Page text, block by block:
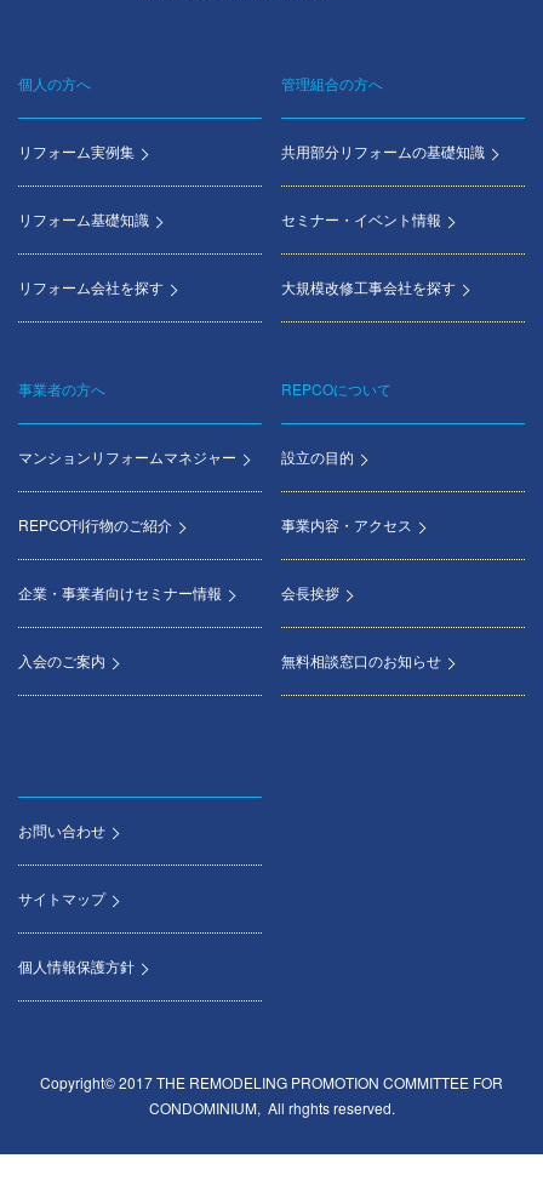
Footer
menu
個人の方へ
リフォーム実例集
リフォーム基礎知識
リフォーム会社を探す
管理組合の方へ
共用部分リフォームの基礎知識
セミナー・イベント情報
大規模改修工事会社を探す
事業者の方へ
マンションリフォームマネジャー
REPCO刊行物のご紹介
企業・事業者向けセミナー情報
入会のご案内
REPCOについて
設立の目的
事業内容・アクセス
会長挨拶
無料相談窓口のお知らせ
お問い合わせ
サイトマップ
個人情報保護方針
Copyright© 2017 THE REMODELING PROMOTION COMMITTEE FOR
CONDOMINIUM, All rhghts reserved.